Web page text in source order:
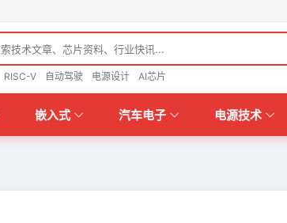
RISC-V 自动驾驶 电源设计 AI芯片
嵌入式 汽车电子 电源技术